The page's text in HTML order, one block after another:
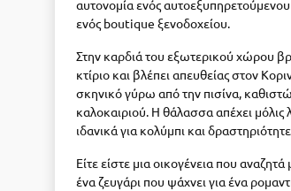
αυτονομία ενός
ενός boutique ξενοδοχείου.
Στην καρδιά του εξωτερικού χώρου
κτίριο και βλέπει απευθείας στον
σκηνικό γύρω από την πισίνα,
καλοκαιριού. Η θάλασσα απέχει μόλις
ιδανικά για κολύμπι και
Είτε είστε μια οικογένεια που
ένα ζευγάρι που ψάχνει για ένα